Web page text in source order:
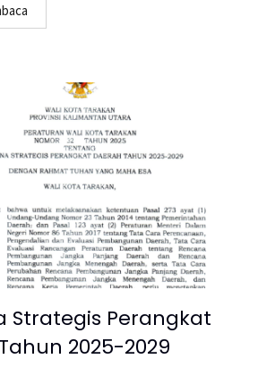
Strategis Perangkat
2025-2029